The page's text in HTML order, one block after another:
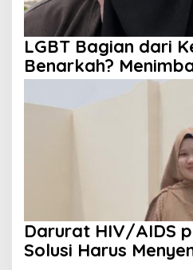
LGBT Bagian dari
Benarkah?
Diversity dan
Darurat HIV/AIDS
Solusi Harus